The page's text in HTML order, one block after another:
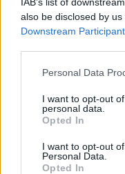
also be disclosed by
Downstream
Please note that this
not limited to your visit
grant or deny consent
use your data for
consent section.
Personal Data
I want to opt-out
personal data.
Opted In
I want to opt-out
Personal Data.
Opted In
Ebben a megyében